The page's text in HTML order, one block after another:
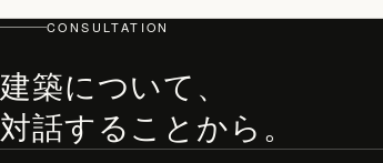
CONSULTATION
建築について、
対話することから。